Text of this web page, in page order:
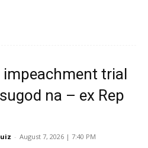
trial
na – ex Rep
- August 7, 2026 | 7:40 PM